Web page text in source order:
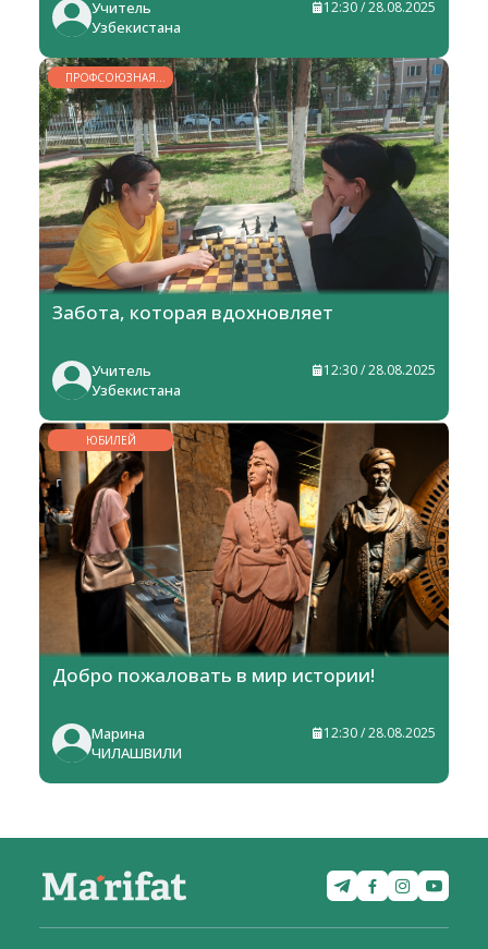
Учитель
Узбекистана
12:30 / 28.08.2025
ПРОФСОЮЗНАЯ
ЖИЗНЬ
Забота, которая вдохновляет
Учитель
Узбекистана
12:30 / 28.08.2025
ЮБИЛЕЙ
Добро пожаловать в мир истории!
Марина
ЧИЛАШВИЛИ
12:30 / 28.08.2025